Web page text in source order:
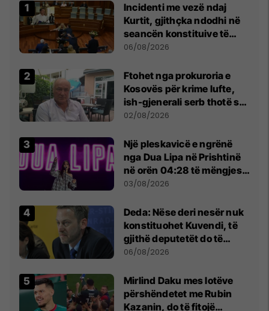
Incidenti me vezë ndaj
Kurtit, gjithçka ndodhi në
seancën konstituive të
Kuvendit
06/08/2026
Ftohet nga prokuroria e
Kosovës për krime lufte,
ish-gjenerali serb thotë se
dikush e tradhtoi në
02/08/2026
Një pleskavicë e ngrënë
nga Dua Lipa në Prishtinë
në orën 04:28 të mëngjesit
- dhe bota digjitale serbe
03/08/2026
Deda: Nëse deri nesër nuk
konstituohet Kuvendi, të
gjithë deputetët do të
bëjnë shkelje të rëndë
06/08/2026
Mirlind Daku mes lotëve
përshëndetet me Rubin
Kazanin, do të fitojë